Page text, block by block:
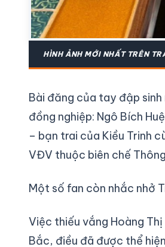
HÌNH ẢNH MỚI NHẤT TRÊN
Bài đăng của tay đập
đồng nghiệp: Ngô Bích
– bạn trai của Kiều Trinh
VĐV thuộc biên chế
Một số fan còn nhắc nhở
Việc thiếu vắng Hoàng
Bắc, điều đã được thể